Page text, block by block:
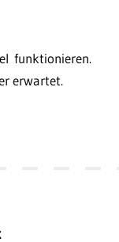
funktionieren.
erwartet.